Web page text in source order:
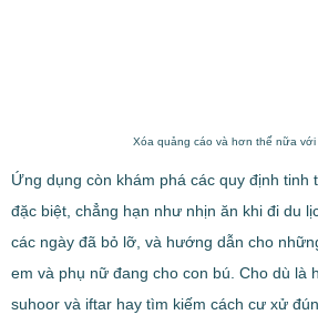
Xóa quảng cáo và hơn thế nữa với
Ứng dụng còn khám phá các quy định tinh
đặc biệt, chẳng hạn như nhịn ăn khi đi du
các ngày đã bỏ lỡ, và hướng dẫn cho
em và phụ nữ đang cho con bú. Cho dù là
suhoor và iftar hay tìm kiếm cách cư xử